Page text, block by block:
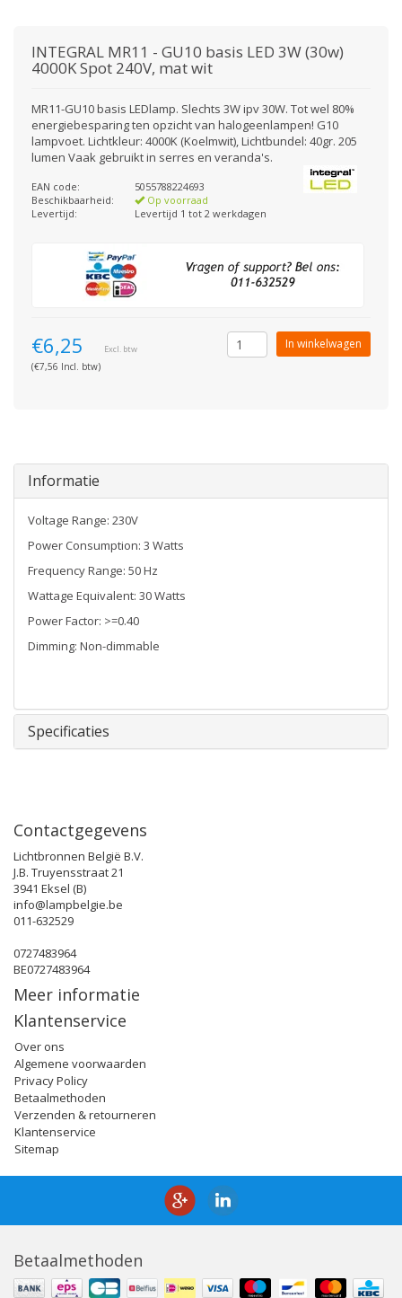
INTEGRAL MR11 - GU10 basis LED 3W (30w)
4000K Spot 240V, mat wit
MR11-GU10 basis LEDlamp. Slechts 3W ipv 30W. Tot wel 80%
energiebesparing ten opzicht van halogeenlampen! G10
lampvoet. Lichtkleur: 4000K (Koelmwit), Lichtbundel: 40gr. 205
lumen Vaak gebruikt in serres en veranda's.
EAN code:
5055788224693
Beschikbaarheid:
Op voorraad
Levertijd:
Levertijd 1 tot 2 werkdagen
€6,25 Excl. btw
(€7,56 Incl. btw)
In winkelwagen
Informatie
Voltage Range: 230V
Power Consumption: 3 Watts
Frequency Range: 50 Hz
Wattage Equivalent: 30 Watts
Power Factor: >=0.40
Dimming: Non-dimmable
Specificaties
Contactgegevens
Lichtbronnen België B.V.
J.B. Truyensstraat 21
3941 Eksel (B)
info@lampbelgie.be
011-632529
0727483964
BE0727483964
Meer informatie
Klantenservice
Over ons
Algemene voorwaarden
Privacy Policy
Betaalmethoden
Verzenden & retourneren
Klantenservice
Sitemap
Betaalmethoden